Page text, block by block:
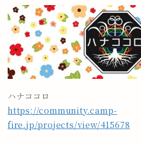
ハナココロ
https://community.camp-
fire.jp/projects/view/415678